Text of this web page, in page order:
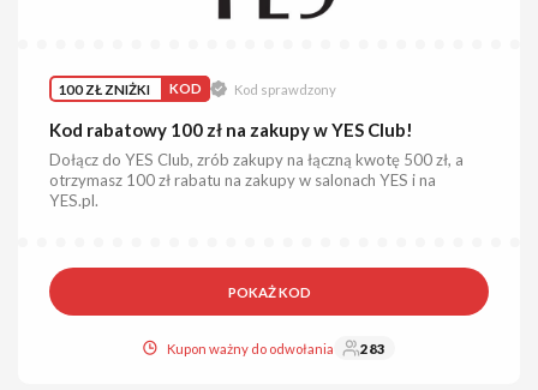
100 ZŁ ZNIŻKI KOD Kod sprawdzony
Kod rabatowy 100 zł na zakupy w YES Club!
Dołącz do YES Club, zrób zakupy na łączną kwotę 500 zł, a
otrzymasz 100 zł rabatu na zakupy w salonach YES i na
YES.pl.
POKAŻ KOD
Kupon ważny do odwołania 283